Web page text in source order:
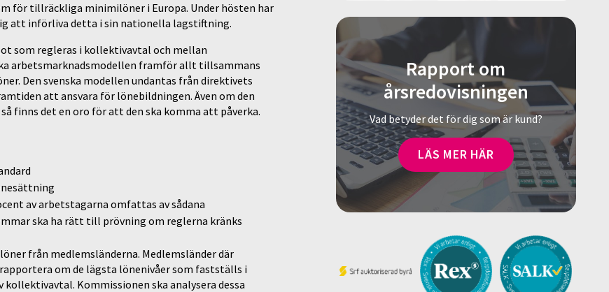
för tillräckliga minimilöner i Europa. Under hösten har
att införliva detta i sin nationella lagstiftning.
som regleras i kollektivavtal och mellan
arbetsmarknadsmodellen framför allt tillsammans
Den svenska modellen undantas från direktivets
att ansvara för lönebildningen. Även om den
finns det en oro för att den ska komma att påverka.
av arbetstagarna omfattas av sådana
ska ha rätt till prövning om reglerna kränks
från medlemsländerna. Medlemsländer där
om de lägsta lönenivåer som fastställs i
Kommissionen ska analysera dessa
Rapport om
årsredovisningen
Vad betyder det för dig som är kund?
LÄS MER HÄR